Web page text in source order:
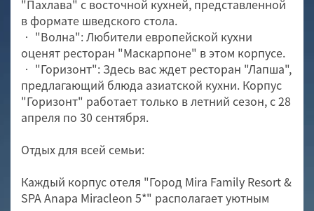
"Пахлава" с восточной кухней, представленной
в формате шведского стола.
• "Волна": Любители европейской кухни
оценят ресторан "Маскарпоне" в этом корпусе.
• "Горизонт": Здесь вас ждет ресторан "Лапша",
предлагающий блюда азиатской кухни. Корпус
"Горизонт" работает только в летний сезон, с 28
апреля по 30 сентября.
Отдых для всей семьи:
Каждый корпус отеля "Город Mira Family Resort &
SPA Anapa Miracleon 5*" располагает уютным